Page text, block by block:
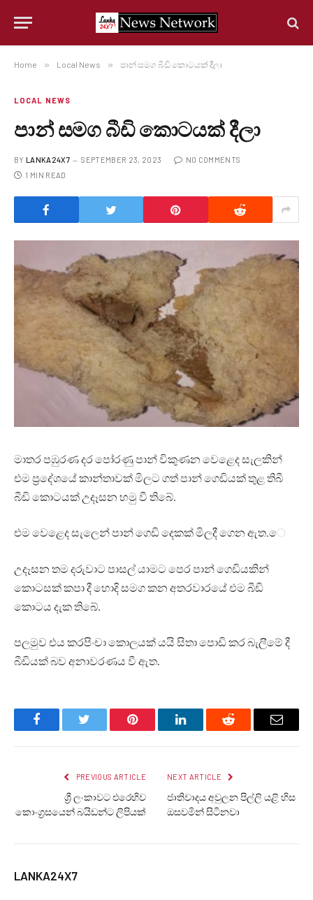
Home » Local News » පාන් සමග බීඩි කොටයක් දීලා
LOCAL NEWS
පාන් සමග බීඩි කොටයක් දීලා
BY LANKA24X7 SEPTEMBER 23, 2023
NO COMMENTS
1 MIN READ
මාතර පඹුරණ දර පෝරණු පාන් විකුණන වෙළෙද සැලකින්
එම ප්‍රදේශයේ කාන්තාවක් මිලට ගත් පාන් ගෙඩියක් තුළ තිබී
බීඩි කොටයක් උදෑසන හමු වී තිබේ.
එම වෙළෙද සැලෙන් පාන් ගෙඩි දෙකක් මිලදී ගෙන ඇත.‍ෙ
උදෑසන තම දරුවාට පාසල් යාමට පෙර පාන් ගෙඩියකින්
කොටසක් කපා දී හොදි සමග කන අතරවාරයේ එම බීඩි
කොටය දැක තිබේ.
පලමුව එය කරපිංචා කොලයක් යයි සිතා පොඩි කර බැලීමේ දී
බීඩියක් බව අනාවරණය වී ඇත.
FacebookTwitter Pinterest LinkedInReddit Email
PREVIOUS ARTICLE
ශ්‍රී ලංකාවට එරෙහිව
කොංග්‍රසයෙන් බයිඩන්ට ලිපියක්
NEXT ARTICLE
ජාතිවාදය අවුලන පිල්ලි යළි හිස
ඔසවමින් සිටිනවා
LANKA24X7